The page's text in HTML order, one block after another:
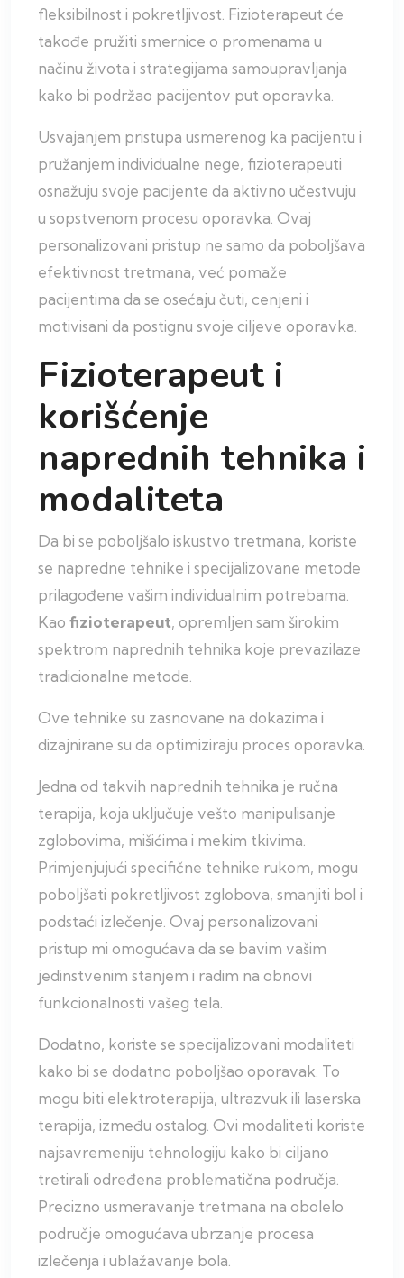
fleksibilnost i pokretljivost. Fizioterapeut će
takođe pružiti smernice o promenama u
načinu života i strategijama samoupravljanja
kako bi podržao pacijentov put oporavka.
Usvajanjem pristupa usmerenog ka pacijentu i
pružanjem individualne nege, fizioterapeuti
osnažuju svoje pacijente da aktivno učestvuju
u sopstvenom procesu oporavka. Ovaj
personalizovani pristup ne samo da poboljšava
efektivnost tretmana, već pomaže
pacijentima da se osećaju čuti, cenjeni i
motivisani da postignu svoje ciljeve oporavka.
Fizioterapeut i
korišćenje
naprednih tehnika i
modaliteta
Da bi se poboljšalo iskustvo tretmana, koriste
se napredne tehnike i specijalizovane metode
prilagođene vašim individualnim potrebama.
Kao fizioterapeut, opremljen sam širokim
spektrom naprednih tehnika koje prevazilaze
tradicionalne metode.
Ove tehnike su zasnovane na dokazima i
dizajnirane su da optimiziraju proces oporavka.
Jedna od takvih naprednih tehnika je ručna
terapija, koja uključuje vešto manipulisanje
zglobovima, mišićima i mekim tkivima.
Primjenjujući specifične tehnike rukom, mogu
poboljšati pokretljivost zglobova, smanjiti bol i
podstaći izlečenje. Ovaj personalizovani
pristup mi omogućava da se bavim vašim
jedinstvenim stanjem i radim na obnovi
funkcionalnosti vašeg tela.
Dodatno, koriste se specijalizovani modaliteti
kako bi se dodatno poboljšao oporavak. To
mogu biti elektroterapija, ultrazvuk ili laserska
terapija, između ostalog. Ovi modaliteti koriste
najsavremeniju tehnologiju kako bi ciljano
tretirali određena problematična područja.
Precizno usmeravanje tretmana na obolelo
područje omogućava ubrzanje procesa
izlečenja i ublažavanje bola.